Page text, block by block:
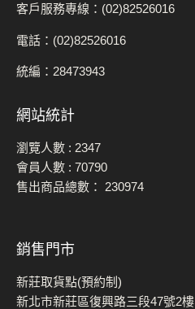
客戶服務專線：(02)82526016
電話：(02)82526016
統編：28473943
網站統計
瀏覽人數 : 2347
會員人數 : 70790
售出商品總數： 230974
銷售門市
新莊取貨點(預約制)
新北市新莊區復興路三段47號2樓